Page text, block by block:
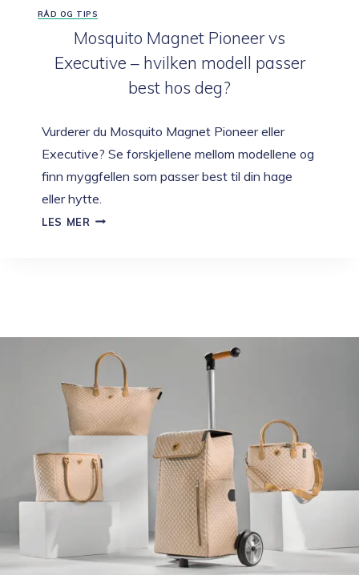
RÅD OG TIPS
Mosquito Magnet Pioneer vs
Executive – hvilken modell passer
best hos deg?
Vurderer du Mosquito Magnet Pioneer eller
Executive? Se forskjellene mellom modellene og
finn myggfellen som passer best til din hage
eller hytte.
LES MER MOSQUITO
PASSER
BEST
HOS
DEG?